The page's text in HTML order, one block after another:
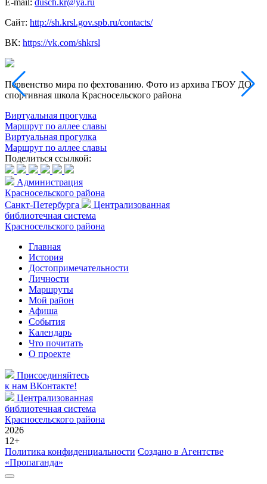
Сайт: http://sh.krsl.gov.spb.ru/contacts/
ВК: https://vk.com/shkrsl
Первенство мира по фехтованию. Фото из архива ГБОУ ДО
спортивная школа Красносельского района
Виртуальная прогулка
Маршрут по аллее славы
Виртуальная прогулка
Маршрут по аллее славы
Поделиться ссылкой:
Администрация
Красносельского района
Санкт-Петербурга
Централизованная
библиотечная система
Красносельского района
Главная
История
Достопримечательности
Личности
Маршруты
Мой район
Афиша
События
Календарь
Что почитать
О проекте
Присоединяйтесь
к нам ВКонтакте!
Централизованная
библиотечная система
Красносельского района
2026
12+
Политика конфиденциальности Создано в Агентстве
«Пропаганда»